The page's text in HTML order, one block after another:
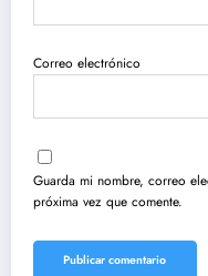
Correo electrónico
Guarda mi nombre, correo
próxima vez que comente.